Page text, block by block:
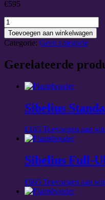
€595
Sibelius
Professional
-
individuele
aantal
Toevoegen aan winkelwagen
Categorie: Geen categorie
Gerelateerde
Sibelius
€165 Toevoegen aan
Sibelius Full-
€665 Toevoegen aan